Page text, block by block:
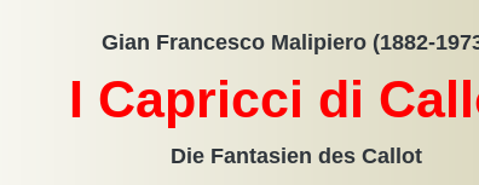
Gian Francesco Malipiero (1882-
I Capricci di
Die Fantasien des Callot